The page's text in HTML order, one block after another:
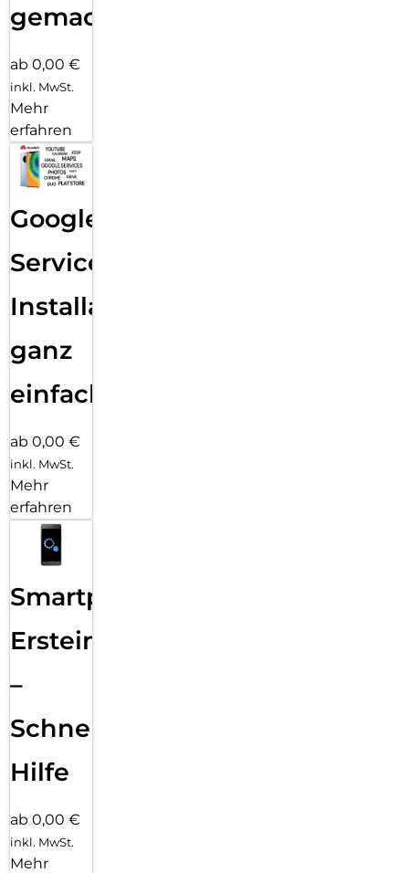
gemacht!
ab 0,00 €
inkl. MwSt.
Mehr
erfahren
Google
Services
Installation
ganz
einfach
ab 0,00 €
inkl. MwSt.
Mehr
erfahren
Smartphone
Ersteinrichtung
–
Schnelle
Hilfe
ab 0,00 €
inkl. MwSt.
Mehr